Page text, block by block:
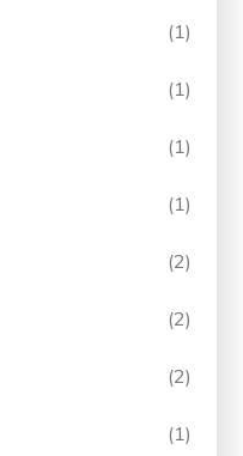
(1)
(1)
(1)
(1)
(2)
(2)
(2)
(1)